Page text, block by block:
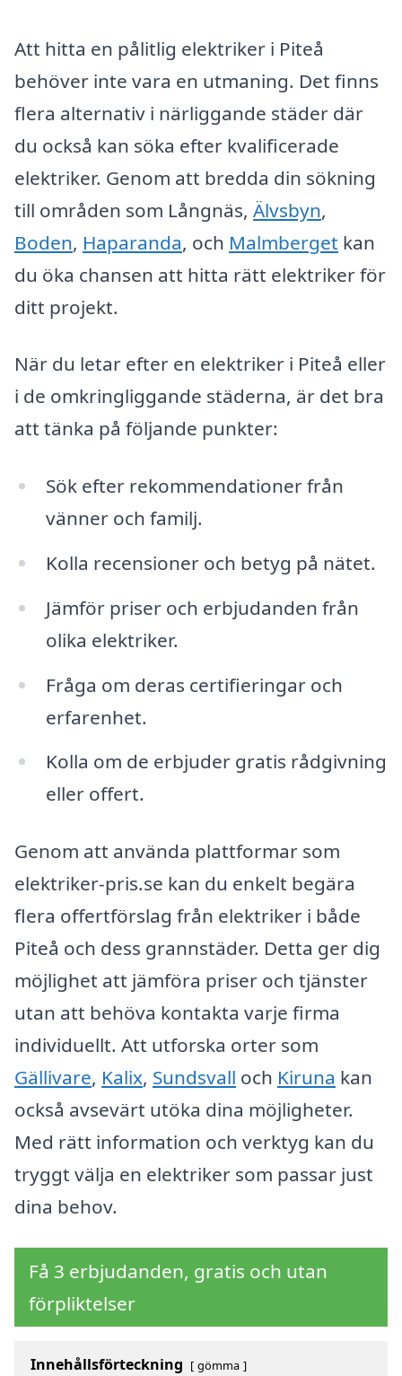
Att hitta en pålitlig elektriker i Piteå
behöver inte vara en utmaning. Det finns
flera alternativ i närliggande städer där
du också kan söka efter kvalificerade
elektriker. Genom att bredda din sökning
till områden som Långnäs, Älvsbyn,
Boden, Haparanda, och Malmberget kan
du öka chansen att hitta rätt elektriker för
ditt projekt.
När du letar efter en elektriker i Piteå eller
i de omkringliggande städerna, är det bra
att tänka på följande punkter:
Sök efter rekommendationer från
vänner och familj.
Kolla recensioner och betyg på nätet.
Jämför priser och erbjudanden från
olika elektriker.
Fråga om deras certifieringar och
erfarenhet.
Kolla om de erbjuder gratis rådgivning
eller offert.
Genom att använda plattformar som
elektriker-pris.se kan du enkelt begära
flera offertförslag från elektriker i både
Piteå och dess grannstäder. Detta ger dig
möjlighet att jämföra priser och tjänster
utan att behöva kontakta varje firma
individuellt. Att utforska orter som
Gällivare, Kalix, Sundsvall och Kiruna kan
också avsevärt utöka dina möjligheter.
Med rätt information och verktyg kan du
tryggt välja en elektriker som passar just
dina behov.
Få 3 erbjudanden, gratis och utan
förpliktelser
Innehållsförteckning gömma